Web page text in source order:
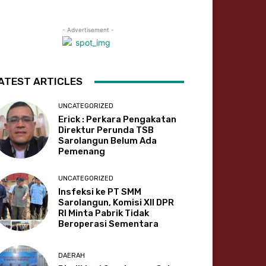
- Advertisement -
ARTICLES
UNCATEGORIZED
Erick : Perkara Pengakatan
Direktur Perunda TSB
Sarolangun Belum Ada
Pemenang
UNCATEGORIZED
Insfeksi ke PT SMM
Sarolangun, Komisi XII DPR
RI Minta Pabrik Tidak
Beroperasi Sementara
DAERAH